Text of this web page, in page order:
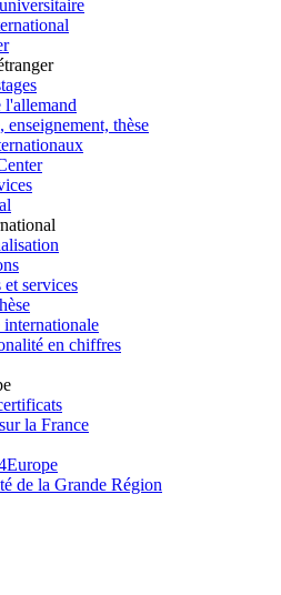
l'allemand
enseignement, thèse
services
internationale
en chiffres
la France
de la Grande Région